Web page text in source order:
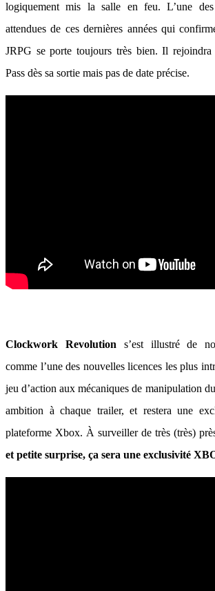
logiquement mis la salle en feu. L’une
attendues de ces dernières années qui
JRPG se porte toujours très bien. Il rejoindra
Pass dès sa sortie mais pas de date précise.
Clockwork Revolution s’est illustré de
comme l’une des nouvelles licences les plus
jeu d’action aux mécaniques de manipulation
ambition à chaque trailer, et restera une
plateforme Xbox. À surveiller de très (très)
et petite surprise, ça sera une exclusivité